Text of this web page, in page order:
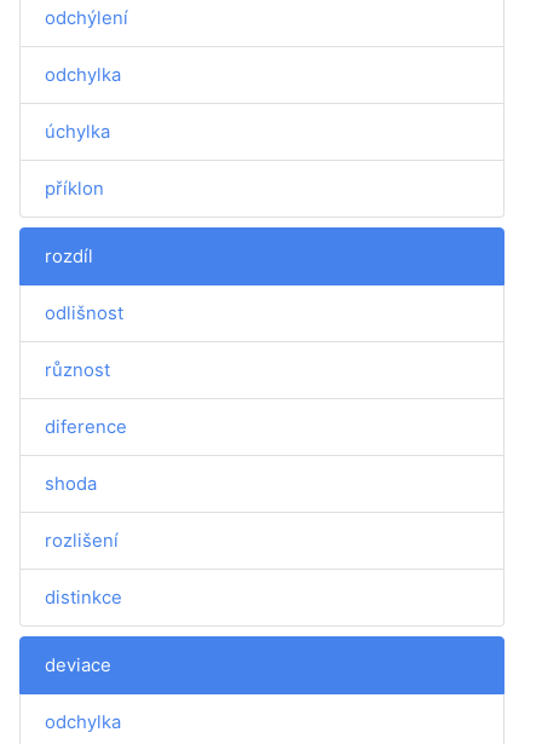
odchýlení
odchylka
úchylka
příklon
rozdíl
odlišnost
různost
diference
shoda
rozlišení
distinkce
deviace
odchylka